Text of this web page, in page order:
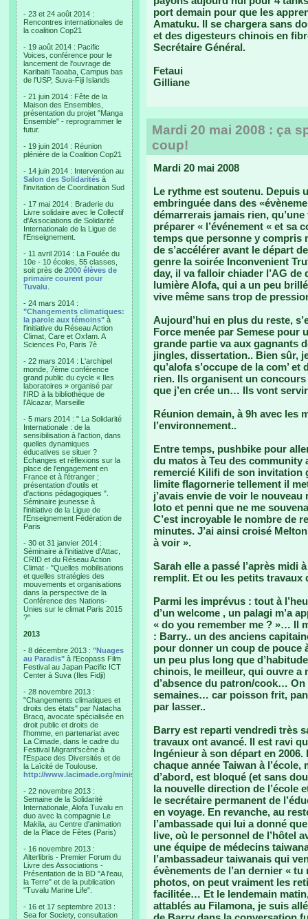
- 23 et 24 août 2014 :
Rencontres internationales de
la coalition Cop21
- 19 août 2014 : Pacific
Voices, conférence pour le
lancement de l'ouvrage de
Karibaiti Taoaba, Campus bas
de l'USP, Suva-Fiji Islands
- 21 juin 2014 : Fête de la
Maison des Ensembles,
présentation du projet "Manga
Ensemble" - reprogrammer le
futur.
- 19 juin 2014 : Réunion
plénière de la Coalition Cop21
- 14 juin 2014 : Intervention au
Salon des Solidarités à
l'invitation de Coordination Sud
- 17 mai 2014 : Braderie du
Livre solidaire avec le Collectif
d'Associations de Solidarité
Internationale de la Ligue de
l'Enseignement.
- 11 avril 2014 : La Foulée du
10e - 10 écoles, 55 classes,
soit près de 2000 élèves de
primaire courent pour
Tuvalu
- 24 mars 2014 :
"Changements climatiques:
la parole aux témoins" à
l'initiative du Réseau Action
Climat, Care et Oxfam. A
Sciences Po, Paris 7è
- 22 mars 2014 : L'archipel
monde, 7ème conférence
grand public du cycle « Iles
laboratoires » organisé par
l'IRD à la bibliothèque de
l’Alcazar, Marseille
- 5 mars 2014 : " La Solidarité
Internationale : de la
sensibilisation à l'action, dans
quelles dynamiques
éducatives se situer ?
Echanges et réflexions sur la
place de l'engagement en
France et à l'étranger ;
présentation d'outils et
d'actions pédagogiques ".
Séminaire jeunesse à
l'initiative de la Ligue de
l'Enseignement Fédération de
Paris
- 30 et 31 janvier 2014 :
Séminaire à l'initiative d'Attac,
CRID et du Réseau Action
Climat - "Quelles mobilisations
et quelles stratégies des
mouvements et organisations
dans la perspective de la
Conférence des Nations-
Unies sur le climat Paris 2015
?"
2013
- 8 décembre 2013 : "Nuages
au Paradis" à l'Ecopass Film
Festival au Japan Pacific ICT
Center à Suva (Iles Fidji)
- 28 novembre 2013 :
"Changements climatiques et
droits des états" par Natacha
Bracq, avocate spécialisée en
droit public et droits de
l'homme, en partenariat avec
La Cimade, dans le cadre du
Festival Migrant'scène à
l'Espace des Diversités et de
la Laïcité de Toulouse.
http://www.lacimade.org/minisites/migrantscene
- 22 novembre 2013 :
Semaine de la Solidarité
Internationale, Alofa Tuvalu en
duo avec la compagnie Le
Makila, au Centre d'animation
de la Place de Fêtes (Paris)
- 16 novembre 2013 :
Alterlibris - Premier Forum du
Livre des Associations -
Présentation de la BD "A l'eau,
la Terre" et de la publication
"Tuvalu Marine Life".
- 16 et 17 septembre 2013 :
Sea for Society, consultation
port demain pour que les
Amatuku. Il se chargera sans
et des digesteurs chinois en
Secrétaire Général.
Fetaui
Gilliane
Mardi 20 mai 2008 : ça
coup!
Mardi 20 mai 2008
Le rythme est soutenu. Depuis
embringuée dans des
démarrerais jamais rien,
préparer « l’événement « et sa
temps que personne y
de s’accélérer avant le départ
genre la soirée Inconvenient
day, il va falloir chiader l’AG
lumière Alofa, qui a un peu
vive même sans trop de
Aujourd’hui en plus du reste,
Force menée par Semese
grande partie va aux gagnants
jingles, dissertation.. Bien sûr,
qu’alofa s’occupe de la com’
rien. Ils organisent un
que j’en crée un… Ils vont
Réunion demain, à 9h avec les
l’environnement..
Entre temps, pushbike pour
du matos à Teu des community
remercié Kilifi de son invitation
limite flagornerie tellement il
j’avais envie de voir le
loto et penni que ne me
C’est incroyable le nombre de
minutes. J’ai ainsi croisé
à voir ».
Sarah elle a passé l’après midi
remplit. Et ou les petits travaux
Parmi les imprévus : tout à
d’un welcome , un palagi m’a
« do you remember me ? »… Il
: Barry.. un des anciens
pour donner un coup de pouce
un peu plus long que
chinois, le meilleur, qui ouvre a
d’absence du patron/cook…
semaines… car poisson frit,
par lasser..
Barry est reparti vendredi très
travaux ont avancé. Il est ravi
Ingénieur à son départ en 2006.
chaque année Taiwan à
d’abord, est bloqué (et sans
la nouvelle direction de l’école
le secrétaire permanent de
en voyage. En revanche, au
l’ambassade qui lui a donné
live, où le personnel de l’hôtel
une équipe de médecins
l’ambassadeur taiwanais qui
évènements de l’an dernier «
photos, on peut vraiment les
facilitée… Et le lendemain
attablés au Filamona, je suis